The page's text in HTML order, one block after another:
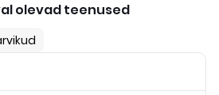
olevad teenused